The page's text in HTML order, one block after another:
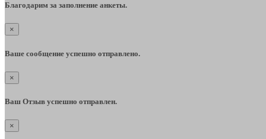
Благодарим за заполнение анкеты.
×
Ваше сообщение успешно отправлено.
×
Ваш Отзыв успешно отправлен.
×